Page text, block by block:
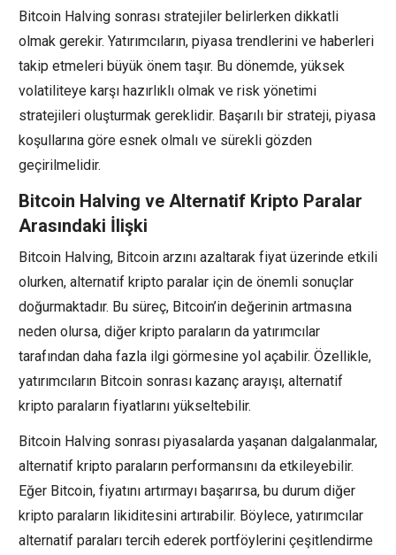
Bitcoin Halving sonrası stratejiler belirlerken dikkatli
olmak gerekir. Yatırımcıların, piyasa trendlerini ve haberleri
takip etmeleri büyük önem taşır. Bu dönemde, yüksek
volatiliteye karşı hazırlıklı olmak ve risk yönetimi
stratejileri oluşturmak gereklidir. Başarılı bir strateji, piyasa
koşullarına göre esnek olmalı ve sürekli gözden
geçirilmelidir.
Bitcoin Halving ve Alternatif Kripto Paralar
Arasındaki İlişki
Bitcoin Halving, Bitcoin arzını azaltarak fiyat üzerinde etkili
olurken, alternatif kripto paralar için de önemli sonuçlar
doğurmaktadır. Bu süreç, Bitcoin’in değerinin artmasına
neden olursa, diğer kripto paraların da yatırımcılar
tarafından daha fazla ilgi görmesine yol açabilir. Özellikle,
yatırımcıların Bitcoin sonrası kazanç arayışı, alternatif
kripto paraların fiyatlarını yükseltebilir.
Bitcoin Halving sonrası piyasalarda yaşanan dalgalanmalar,
alternatif kripto paraların performansını da etkileyebilir.
Eğer Bitcoin, fiyatını artırmayı başarırsa, bu durum diğer
kripto paraların likiditesini artırabilir. Böylece, yatırımcılar
alternatif paraları tercih ederek portföylerini çeşitlendirme